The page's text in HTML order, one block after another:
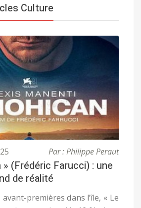
Culture
Par : Philippe Peraut
(Frédéric Farucci) : une
de réalité
premières dans l’île, « Le